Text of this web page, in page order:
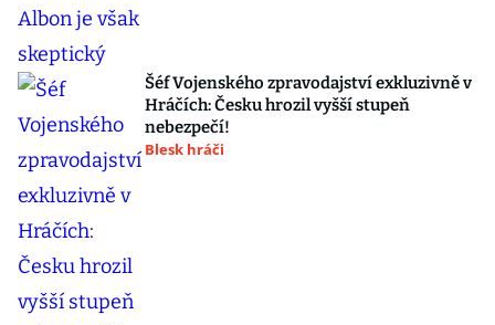
Šéf Vojenského zpravodajství exkluzivně v
Hráčích: Česku hrozil vyšší stupeň
nebezpečí!
Blesk hráči